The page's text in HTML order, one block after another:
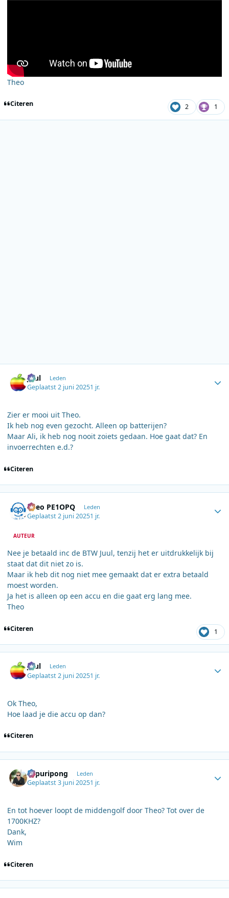
Theo
Citeren 2 1
Juul Leden
Geplaatst2 juni 20251 jr.
Zier er mooi uit Theo.
Ik heb nog even gezocht. Alleen op batterijen?
Maar Ali, ik heb nog nooit zoiets gedaan. Hoe gaat dat? En
invoerrechten e.d.?
Citeren
Theo PE1OPQ Leden
Geplaatst2 juni 20251 jr.
AUTEUR
Nee je betaald inc de BTW Juul, tenzij het er uitdrukkelijk bij
staat dat dit niet zo is.
Maar ik heb dit nog niet mee gemaakt dat er extra betaald
moest worden.
Ja het is alleen op een accu en die gaat erg lang mee.
Theo
Citeren 1
Juul Leden
Geplaatst2 juni 20251 jr.
Ok Theo,
Hoe laad je die accu op dan?
Citeren
Sapuripong Leden
Geplaatst3 juni 20251 jr.
En tot hoever loopt de middengolf door Theo? Tot over de
1700KHZ?
Dank,
Wim
Citeren